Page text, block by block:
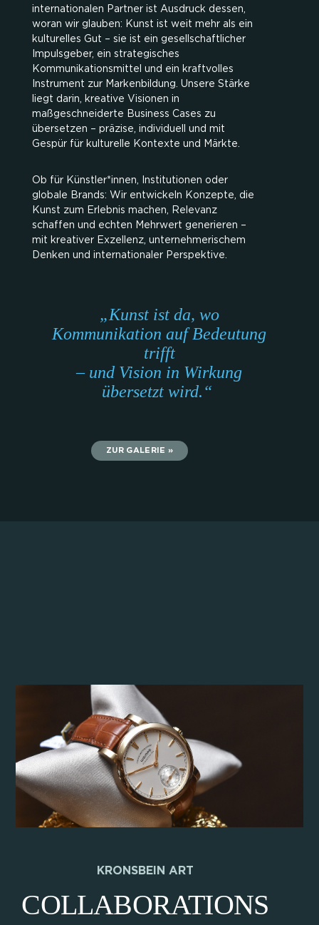
internationalen Partner ist Ausdruck dessen,
woran wir glauben: Kunst ist weit mehr als ein
kulturelles Gut – sie ist ein gesellschaftlicher
Impulsgeber, ein strategisches
Kommunikationsmittel und ein kraftvolles
Instrument zur Markenbildung. Unsere Stärke
liegt darin, kreative Visionen in
maßgeschneiderte Business Cases zu
übersetzen – präzise, individuell und mit
Gespür für kulturelle Kontexte und Märkte.
Ob für Künstler*innen, Institutionen oder
globale Brands: Wir entwickeln Konzepte, die
Kunst zum Erlebnis machen, Relevanz
schaffen und echten Mehrwert generieren –
mit kreativer Exzellenz, unternehmerischem
Denken und internationaler Perspektive.
„Kunst ist da, wo
Kommunikation auf Bedeutung
trifft
– und Vision in Wirkung
übersetzt wird.“
ZUR GALERIE
KRONSBEIN ART
COLLABORATIONS